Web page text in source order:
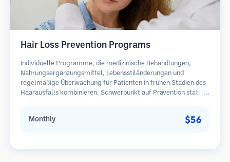
Hair Loss Prevention Programs
Individuelle Programme, die medizinische Behandlungen,
Nahrungsergänzungsmittel, Lebensstiländerungen und
regelmäßige Überwachung für Patienten in frühen Stadien des
Haarausfalls kombinieren. Schwerpunkt auf Prävention statt
Monthly $56